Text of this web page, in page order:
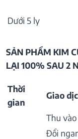
Dưới 5 ly
SẢN PHẨM KIM
LẠI 100% SAU 2
Thời
gian
Giao
Thu vào
Đổi